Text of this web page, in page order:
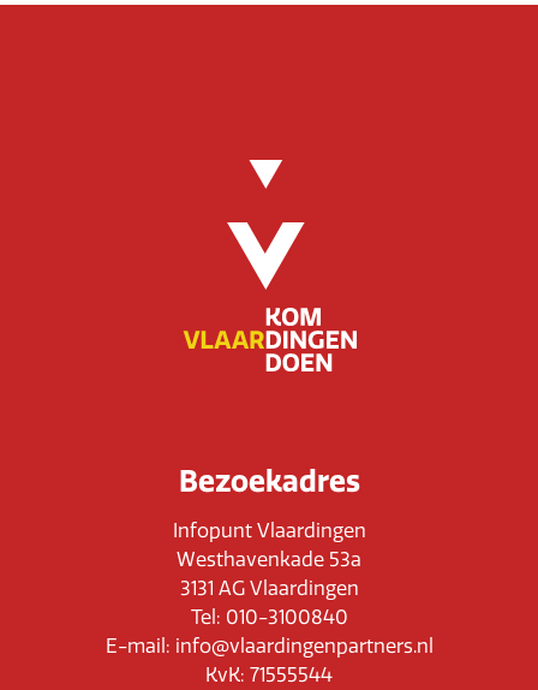
Bezoekadres
Infopunt Vlaardingen
Westhavenkade 53a
3131 AG Vlaardingen
Tel: 010-3100840
E-mail: info@vlaardingenpartners.nl
KvK: 71555544